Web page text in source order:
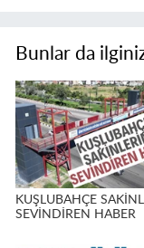
Bunlar da
KUŞLUBAHÇE
SEVİNDİREN HABER